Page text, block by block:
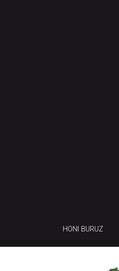
HONI BURUZ